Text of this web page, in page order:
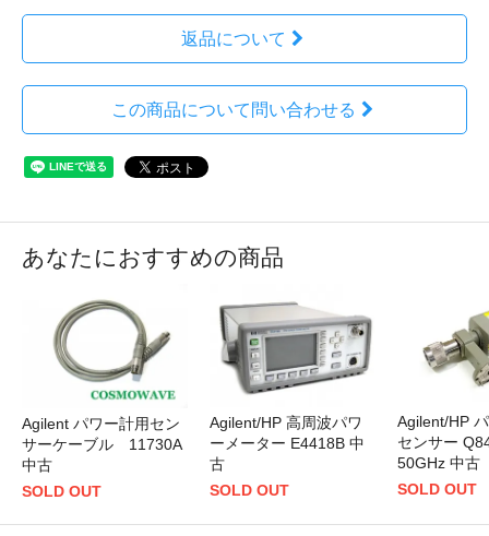
返品について
この商品について問い合わせる
あなたにおすすめの商品
Agilent パワー計用セン
サーケーブル 11730A
中古
SOLD OUT
Agilent/HP 高周波パワ
ーメーター E4418B 中
古
SOLD OUT
Agilent/HP
センサー
50GHz 中古
SOLD OUT